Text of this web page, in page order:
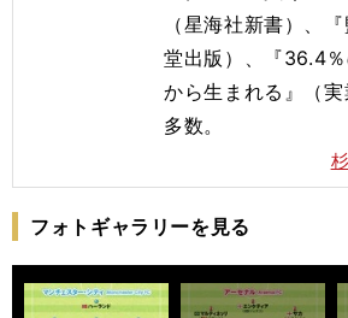
（星海社新書）、
堂出版）、『36.4
から生まれる』（
多数。
フォトギャラリーを見る